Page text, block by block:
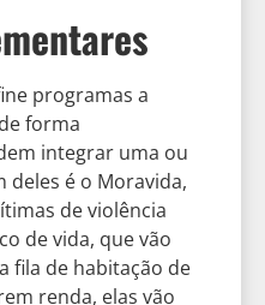
programas a
forma
integrar uma ou
deles é o Moravida,
de violência
de vida, que vão
fila de habitação de
renda, elas vão